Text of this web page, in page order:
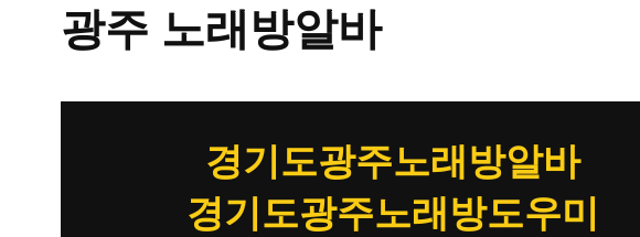
광주 노래방알바
경기도광주노래방알바
경기도광주노래방도우미